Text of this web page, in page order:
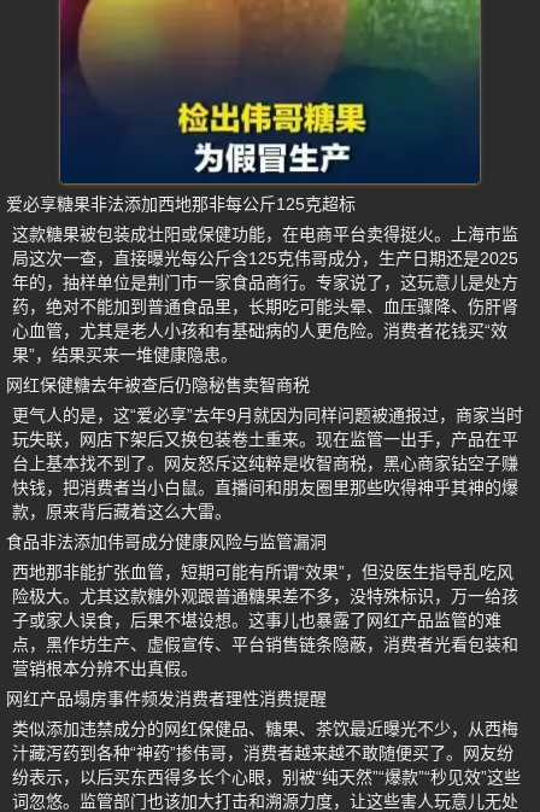
爱必享糖果非法添加西地那非每公斤125克超标
这款糖果被包装成壮阳或保健功能，在电商平台卖得挺火。上海市监
局这次一查，直接曝光每公斤含125克伟哥成分，生产日期还是2025
年的，抽样单位是荆门市一家食品商行。专家说了，这玩意儿是处方
药，绝对不能加到普通食品里，长期吃可能头晕、血压骤降、伤肝肾
心血管，尤其是老人小孩和有基础病的人更危险。消费者花钱买“效
果”，结果买来一堆健康隐患。
网红保健糖去年被查后仍隐秘售卖智商税
更气人的是，这“爱必享”去年9月就因为同样问题被通报过，商家当时
玩失联，网店下架后又换包装卷土重来。现在监管一出手，产品在平
台上基本找不到了。网友怒斥这纯粹是收智商税，黑心商家钻空子赚
快钱，把消费者当小白鼠。直播间和朋友圈里那些吹得神乎其神的爆
款，原来背后藏着这么大雷。
食品非法添加伟哥成分健康风险与监管漏洞
西地那非能扩张血管，短期可能有所谓“效果”，但没医生指导乱吃风
险极大。尤其这款糖外观跟普通糖果差不多，没特殊标识，万一给孩
子或家人误食，后果不堪设想。这事儿也暴露了网红产品监管的难
点，黑作坊生产、虚假宣传、平台销售链条隐蔽，消费者光看包装和
营销根本分辨不出真假。
网红产品塌房事件频发消费者理性消费提醒
类似添加违禁成分的网红保健品、糖果、茶饮最近曝光不少，从西梅
汁藏泻药到各种“神药”掺伟哥，消费者越来越不敢随便买了。网友纷
纷表示，以后买东西得多长个心眼，别被“纯天然”“爆款”“秒见效”这些
词忽悠。监管部门也该加大打击和溯源力度，让这些害人玩意儿无处